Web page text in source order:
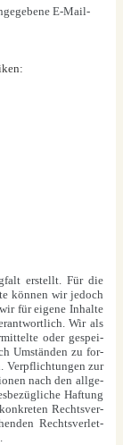
E‑Mail-
erstellt. Für die
kön­nen wir jedoch
für eige­ne Inhal­te
Wir als
oder gespei­
Umstän­den zu for­
Ver­pflich­tun­gen zur
nach den all­ge­
Haf­tung
Rechts­ver­
Rechts­ver­let­